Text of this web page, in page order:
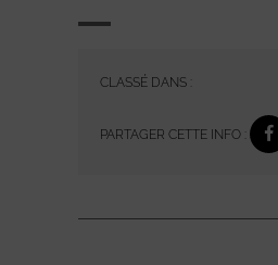
CLASSÉ DANS :
PARTAGER CETTE INFO :